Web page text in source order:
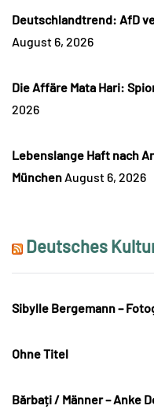
Deutschlandtrend: AfD
August 6, 2026
Die Affäre Mata Hari:
2026
Lebenslange Haft nach
München August 6, 2026
Deutsches
Sibylle Bergemann –
Ohne Titel
Bărbați / Männer – Anke